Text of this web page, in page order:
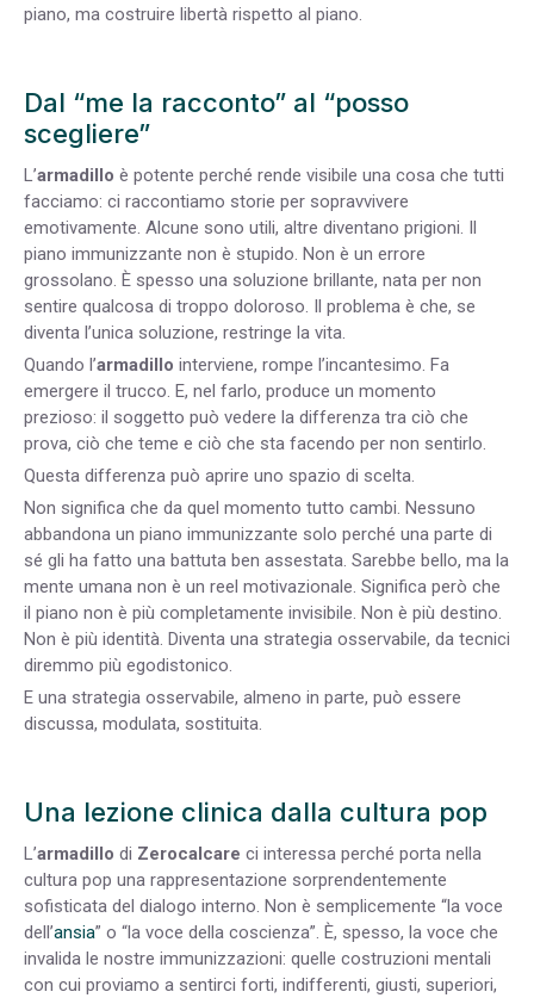
piano, ma costruire libertà rispetto al piano.
Dal “me la racconto” al “posso
scegliere”
L’armadillo è potente perché rende visibile una cosa che tutti
facciamo: ci raccontiamo storie per sopravvivere
emotivamente. Alcune sono utili, altre diventano prigioni. Il
piano immunizzante non è stupido. Non è un errore
grossolano. È spesso una soluzione brillante, nata per non
sentire qualcosa di troppo doloroso. Il problema è che, se
diventa l’unica soluzione, restringe la vita.
Quando l’armadillo interviene, rompe l’incantesimo. Fa
emergere il trucco. E, nel farlo, produce un momento
prezioso: il soggetto può vedere la differenza tra ciò che
prova, ciò che teme e ciò che sta facendo per non sentirlo.
Questa differenza può aprire uno spazio di scelta.
Non significa che da quel momento tutto cambi. Nessuno
abbandona un piano immunizzante solo perché una parte di
sé gli ha fatto una battuta ben assestata. Sarebbe bello, ma la
mente umana non è un reel motivazionale. Significa però che
il piano non è più completamente invisibile. Non è più destino.
Non è più identità. Diventa una strategia osservabile, da tecnici
diremmo più egodistonico.
E una strategia osservabile, almeno in parte, può essere
discussa, modulata, sostituita.
Una lezione clinica dalla cultura pop
L’armadillo di Zerocalcare ci interessa perché porta nella
cultura pop una rappresentazione sorprendentemente
sofisticata del dialogo interno. Non è semplicemente “la voce
dell’ansia” o “la voce della coscienza”. È, spesso, la voce che
invalida le nostre immunizzazioni: quelle costruzioni mentali
con cui proviamo a sentirci forti, indifferenti, giusti, superiori,